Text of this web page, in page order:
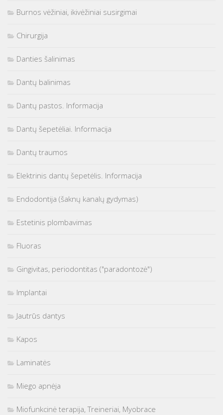
Burnos vėžiniai, ikivėžiniai susirgimai
Chirurgija
Danties šalinimas
Dantų balinimas
Dantų pastos. Informacija
Dantų šepetėliai. Informacija
Dantų traumos
Elektrinis dantų šepetėlis. Informacija
Endodontija (šaknų kanalų gydymas)
Estetinis plombavimas
Fluoras
Gingivitas, periodontitas ("paradontozė")
Implantai
Jautrūs dantys
Kapos
Laminatės
Miego apnėja
Miofunkcinė terapija, Treineriai, Myobrace